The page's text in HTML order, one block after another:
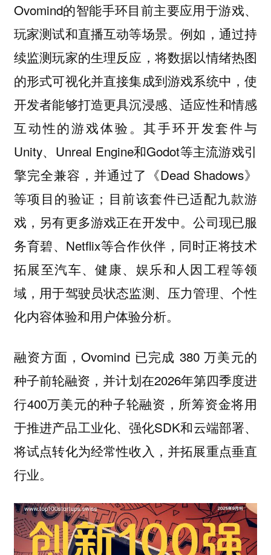
Ovomind的智能手环目前主要应用于游戏、
玩家测试和直播互动等场景。例如，通过持
续监测玩家的生理反应，将数据以情绪热图
的形式可视化并直接集成到游戏系统中，使
开发者能够打造更具沉浸感、适应性和情感
互动性的游戏体验。其手环开发套件与
Unity、Unreal Engine和Godot等主流游戏引
擎完全兼容，并通过了《Dead Shadows》
等项目的验证；目前该套件已适配九款游
戏，另有更多游戏正在开发中。公司现已服
务育碧、Netflix等合作伙伴，同时正将技术
拓展至汽车、健康、娱乐和人因工程等领
域，用于驾驶员状态监测、压力管理、个性
化内容体验和用户体验分析。
融资方面，Ovomind 已完成 380 万美元的
种子前轮融资，并计划在2026年第四季度进
行400万美元的种子轮融资，所筹资金将用
于推进产品工业化、强化SDK和云端部署、
将试点转化为经常性收入，并拓展重点垂直
行业。